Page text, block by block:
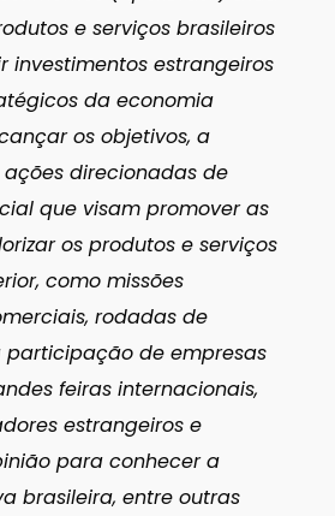
e serviços brasileiros
investimentos estrangeiros
da economia
os objetivos, a
ações direcionadas de
que visam promover as
os produtos e serviços
como missões
rodadas de
participação de empresas
feiras internacionais,
estrangeiros e
para conhecer a
brasileira, entre outras